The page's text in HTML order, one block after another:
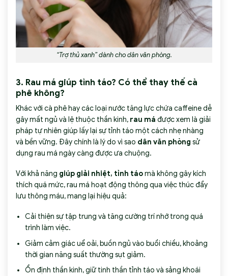
“Trợ thủ xanh” dành cho dân văn phòng.
3. Rau má giúp tỉnh táo? Có thể thay thế cà
phê không?
Khác với cà phê hay các loại nước tăng lực chứa caffeine dễ
gây mất ngủ và lệ thuộc thần kinh, rau má được xem là giải
pháp tự nhiên giúp lấy lại sự tỉnh táo một cách nhẹ nhàng
và bền vững. Đây chính là lý do vì sao dân văn phòng sử
dụng rau má ngày càng được ưa chuộng.
Với khả năng giúp giải nhiệt, tỉnh táomà không gây kích
thích quá mức, rau má hoạt động thông qua việc thúc đẩy
lưu thông máu, mang lại hiệu quả:
Cải thiện sự tập trung và tăng cường trí nhớ trong quá
trình làm việc.
Giảm cảm giác uể oải, buồn ngủ vào buổi chiều, khoảng
thời gian năng suất thường sụt giảm.
Ổn định thần kinh, giữ tinh thần tỉnh táo và sảng khoái